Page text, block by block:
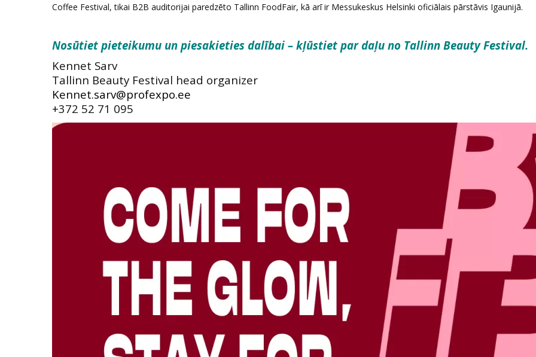
Coffee Festival, tikai B2B auditorijai paredzēto Tallinn FoodFair, kā arī ir Messukeskus Helsinki oficiālais pārstāvis Igaunijā.
Nosūtiet pieteikumu un piesakieties dalībai – kļūstiet par daļu no Tallinn Beauty Festival.
Kennet Sarv
Tallinn Beauty Festival head organizer
+372 52 71 095